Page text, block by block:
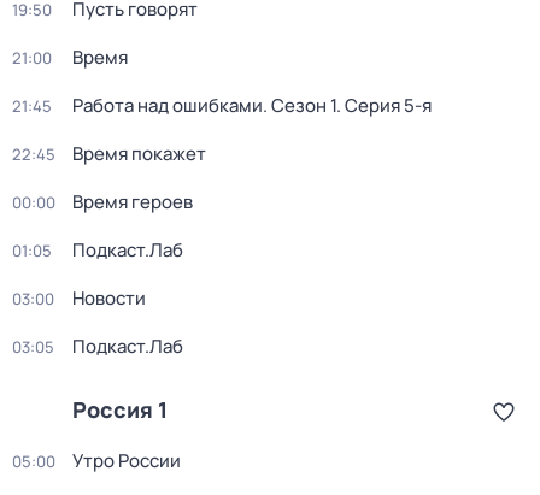
19:50 Пусть говорят
21:00 Время
21:45 Работа над ошибками. Сезон 1. Серия 5-я
22:45 Время покажет
00:00 Время героев
01:05 Подкаст.Лаб
03:00 Новости
03:05 Подкаст.Лаб
Россия 1
05:00 Утро России